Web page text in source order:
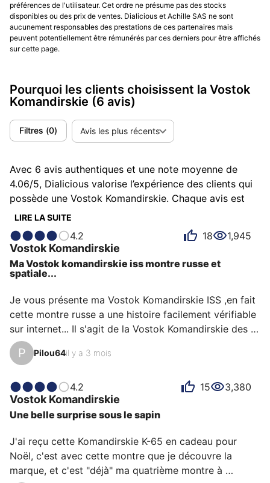
préférences de l'utilisateur. Cet ordre ne présume pas des stocks
disponibles ou des prix de ventes. Dialicious et Achille SAS ne sont
aucunement responsables des prestations de ces partenaires mais
peuvent potentiellement être rémunérés par ces derniers pour être affichés
sur cette page.
Pourquoi les clients choisissent la Vostok
Komandirskie (6 avis)
Filtres (0) Avis les plus récents
Avec 6 avis authentiques et une note moyenne de
4.06/5, Dialicious valorise l’expérience des clients qui
possède une Vostok Komandirskie. Chaque avis est
une source d’inspiration pour comprendre ce qui rend
la Vostok Komandirskie unique aux yeux de ses
possesseurs. Certains la décrivent comme historique,
d'autres comme robuste ou intemporelle et chacun a
des raisons personnelles d’aimer sa Komandirskie pour
design.
LIRE LA SUITE
4.2 18 1,945
Vostok Komandirskie
Ma Vostok komandirskie iss montre russe et
spatiale...
Je vous présente ma Vostok Komandirskie ISS ,en fait
cette montre russe a une histoire facilement vérifiable
sur internet... Il s'agit de la Vostok Komandirskie des
forces spatiales militaires russes .Cette montre a été
portée dans l'ISS ,L'insigne visible dans la partie
équipes de lancement des forces spatiales de
Baïkonour au Kazakhstan et de Plesetsk en Russie.Elle
a un Calibre Vostok 2414A à 17 rubis et son diamètre
P Pilou64il y a 3 mois
4.2 15 3,380
Vostok Komandirskie
Une belle surprise sous le sapin
J'ai reçu cette Komandirskie K-65 en cadeau pour
Noël, c'est avec cette montre que je découvre la
marque, et c'est "déjà" ma quatrième montre à